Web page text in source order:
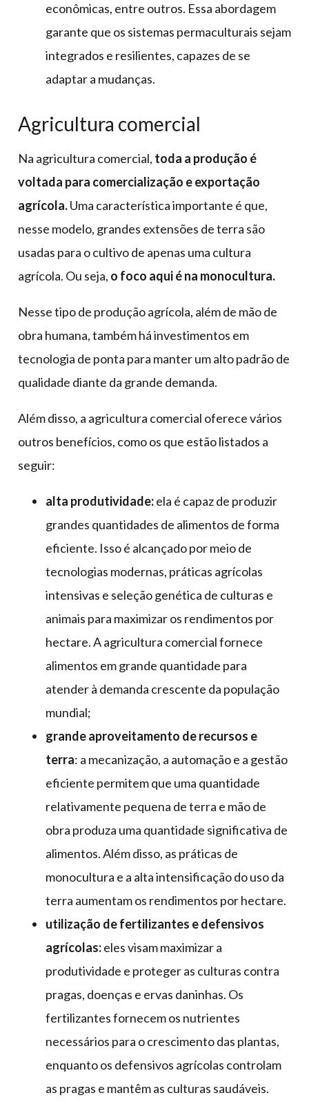
econômicas, entre outros. Essa abordagem
garante que os sistemas permaculturais sejam
integrados e resilientes, capazes de se
adaptar a mudanças.
Agricultura comercial
Na agricultura comercial, toda a produção é
voltada para comercialização e exportação
agrícola.Uma característica importante é que,
nesse modelo, grandes extensões de terra são
usadas para o cultivo de apenas uma cultura
agrícola. Ou seja, o foco aqui é na monocultura.
Nesse tipo de produção agrícola, além de mão de
obra humana, também há investimentos em
tecnologia de ponta para manter um alto padrão de
qualidade diante da grande demanda.
Além disso, a agricultura comercial oferece vários
outros benefícios, como os que estão listados a
seguir:
alta produtividade:ela é capaz de produzir
grandes quantidades de alimentos de forma
eficiente. Isso é alcançado por meio de
tecnologias modernas, práticas agrícolas
intensivas e seleção genética de culturas e
animais para maximizar os rendimentos por
hectare. A agricultura comercial fornece
alimentos em grande quantidade para
atender à demanda crescente da população
mundial;
grande aproveitamento de recursos e
terra: a mecanização, a automação e a gestão
eficiente permitem que uma quantidade
relativamente pequena de terra e mão de
obra produza uma quantidade significativa de
alimentos. Além disso, as práticas de
monocultura e a alta intensificação do uso da
terra aumentam os rendimentos por hectare.
utilização de fertilizantes e defensivos
agrícolas:eles visam maximizar a
produtividade e proteger as culturas contra
pragas, doenças e ervas daninhas. Os
fertilizantes fornecem os nutrientes
necessários para o crescimento das plantas,
enquanto os defensivos agrícolas controlam
as pragas e mantêm as culturas saudáveis.